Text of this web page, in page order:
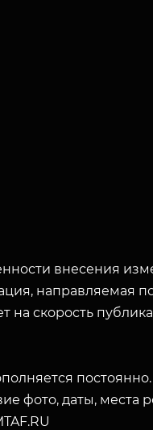
внесения
направляемая
на скорость
фото, даты, места